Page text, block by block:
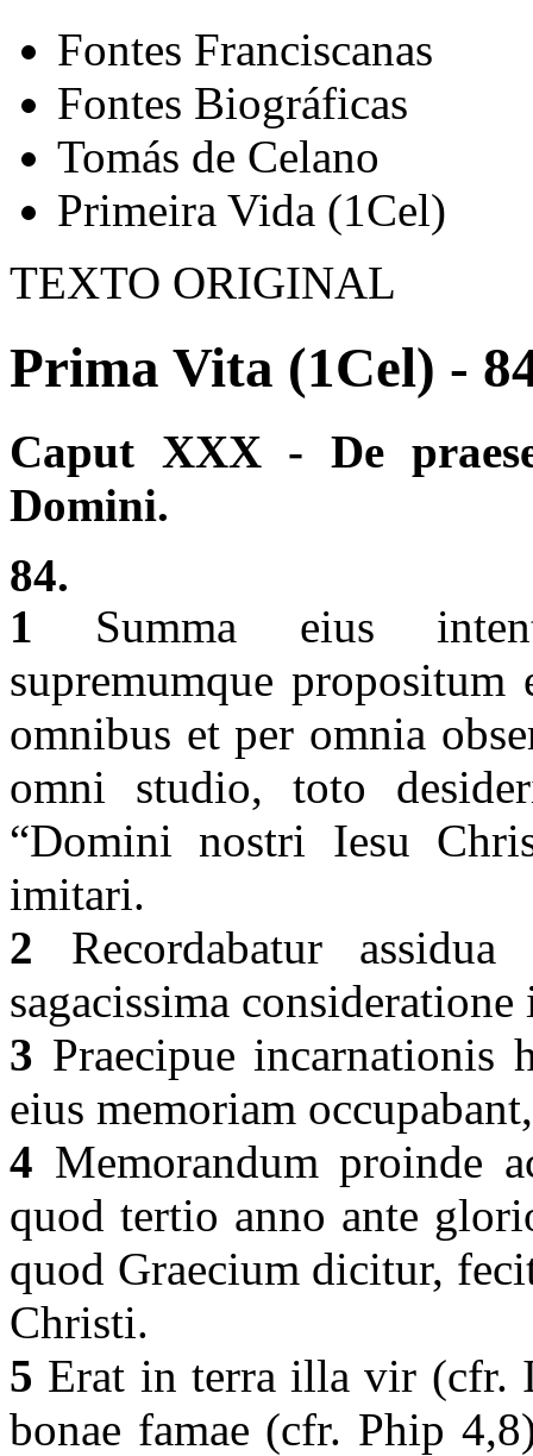
Fontes Franciscanas
Fontes Biográficas
Tomás de Celano
Primeira Vida (1Cel)
TEXTO ORIGINAL
Prima Vita (1Cel) -
Caput XXX - De
Domini.
84.
1 Summa eius
supremumque
omnibus et per omnia
omni studio, toto
“Domini nostri Iesu
imitari.
2 Recordabatur
sagacissima
3 Praecipue incarnationis
eius memoriam
4 Memorandum proinde
quod tertio anno ante
quod Graecium dicitur,
Christi.
5 Erat in terra illa vir (cfr.
bonae famae (cfr. Phip